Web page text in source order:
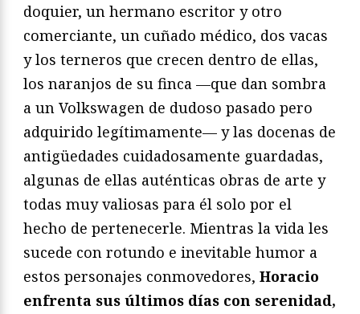
doquier, un hermano escritor y otro
comerciante, un cuñado médico, dos vacas
y los terneros que crecen dentro de ellas,
los naranjos de su finca —que dan sombra
a un Volkswagen de dudoso pasado pero
adquirido legítimamente— y las docenas de
antigüedades cuidadosamente guardadas,
algunas de ellas auténticas obras de arte y
todas muy valiosas para él solo por el
hecho de pertenecerle. Mientras la vida les
sucede con rotundo e inevitable humor a
estos personajes conmovedores, Horacio
enfrenta sus últimos días con serenidad,